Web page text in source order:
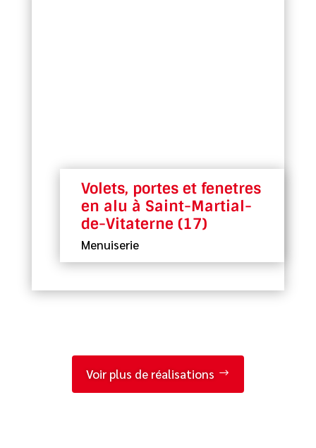
Volets, portes et fenetres
en alu à Saint-Martial-
de-Vitaterne (17)
Menuiserie
Voir plus de réalisations